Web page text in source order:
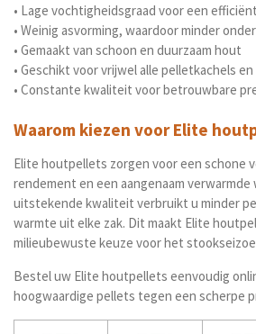
• Lage vochtigheidsgraad voor een
• Weinig asvorming, waardoor minder
• Gemaakt van schoon en duurzaam hout
• Geschikt voor vrijwel alle pelletkachels
• Constante kwaliteit voor betrouwbare
Waarom kiezen voor Elite
Elite houtpellets zorgen voor een schone
rendement en een aangenaam verwarmde
uitstekende kwaliteit verbruikt u minder
warmte uit elke zak. Dit maakt Elite
milieubewuste keuze voor het
Bestel uw Elite houtpellets eenvoudig
hoogwaardige pellets tegen een scherpe